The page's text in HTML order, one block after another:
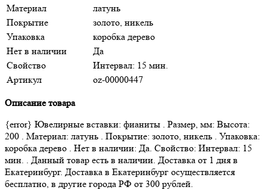
Материал
латунь
Покрытие
золото, никель
Упаковка
коробка дерево
Нет в наличии
Да
Свойство
Интервал: 15 мин.
Артикул
oz-00000447
Описание товара
{error} Ювелирные вставки: фианиты . Размер, мм: Высота:
200 . Материал: латунь . Покрытие: золото, никель . Упаковка:
коробка дерево . Нет в наличии: Да. Свойство: Интервал: 15
мин. . Данный товар есть в наличии. Доставка от 1 дня в
Екатеринбург. Доставка в Екатеринбург осуществляется
бесплатно, в другие города РФ от 300 рублей.